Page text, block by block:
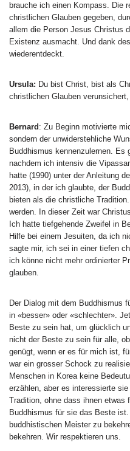
brauche ich einen Kompass. Die
christlichen Glauben gegeben,
allem die Person Jesus Christus
Existenz ausmacht. Und dank
wiederentdeckt.
Ursula: Du bist Christ, bist als
christlichen Glauben
Bernard : Zu Beginn motivierte
sondern der unwiderstehliche
Buddhismus kennenzulernen. Es
nachdem ich intensiv die
hatte (1990) unter der Anleitung
2013), in der ich glaubte, der
bieten als die christliche
werden. In dieser Zeit war
Ich hatte tiefgehende Zweifel in
Hilfe bei einem Jesuiten, da ich
sagte mir, ich sei in einer tiefen
ich könne nicht mehr ordinierter
glauben.
Der Dialog mit dem Buddhismus
in «besser» oder «schlechter».
Beste zu sein hat, um glücklich
nicht der Beste zu sein für alle,
genügt, wenn er es für mich ist,
war ein grosser Schock zu
Menschen in Korea keine
erzählen, aber es interessierte
Tradition, ohne dass ihnen
Buddhismus für sie das Beste
buddhistischen Meister zu
bekehren. Wir respektieren uns.